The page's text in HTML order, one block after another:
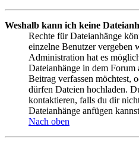
Weshalb kann ich keine
Rechte für Dateianhänge
einzelne Benutzer vergeben
Administration hat es
Dateianhänge in dem
Beitrag verfassen möchtest,
dürfen Dateien hochladen.
kontaktieren, falls du dir
Dateianhänge anfügen
Nach oben